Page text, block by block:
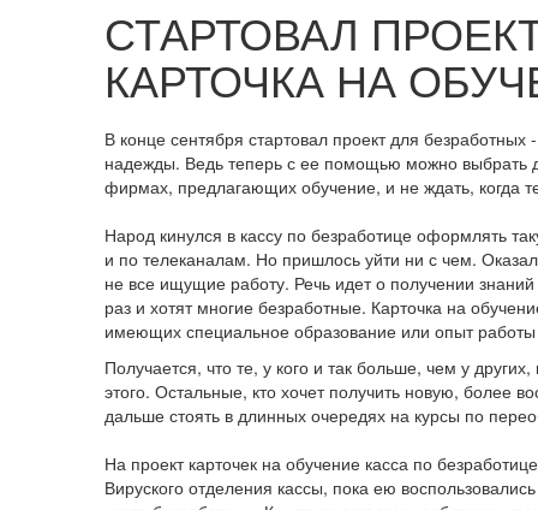
СТАРТОВАЛ
КАРТОЧКА НА
В конце сентября стартовал проект для
надежды. Ведь теперь с ее помощью можно выбрать
фирмах, предлагающих обучение, и не ждать, когда
Народ кинулся в кассу по безработице оформлять
и по телеканалам. Но пришлось уйти ни с чем.
не все ищущие работу. Речь идет о получении
раз и хотят многие безработные. Карточка на
имеющих специальное образование или опыт
Получается, что те, у кого и так больше, чем у
этого. Остальные, кто хочет получить новую,
дальше стоять в длинных очередях на курсы по
На проект карточек на обучение касса по
Вируского отделения кассы, пока ею